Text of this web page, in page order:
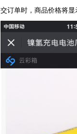
交订单时，商品价格将